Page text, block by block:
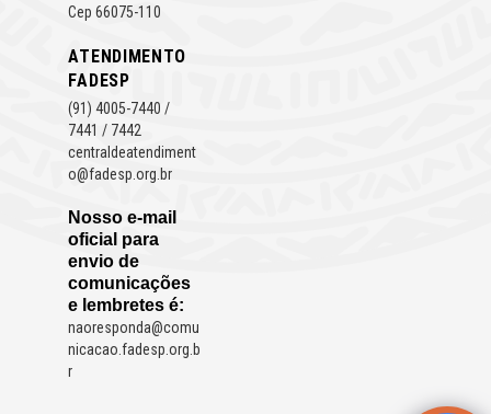
Cep 66075-110
ATENDIMENTO
FADESP
(91) 4005-7440 /
7441 / 7442
centraldeatendiment
o@fadesp.org.br
Nosso e-mail
oficial para
envio de
comunicações
e lembretes é:
naoresponda@comu
nicacao.fadesp.org.b
r